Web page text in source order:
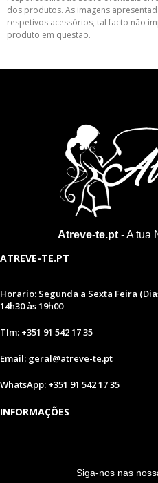
dos produtos. As imagens
respetivos acessórios, tal facto não
produto em questão.
Atreve-te.pt- A tua
ATREVE-TE.PT
Horario: Segunda a Sexta Feira
14h30 às 19h00
Tlm: +351 91 542 17 35
Email: geral@atreve-te.pt
WhatsApp: +351 91 542 17 35
INFORMAÇÕES
Siga-nos nas